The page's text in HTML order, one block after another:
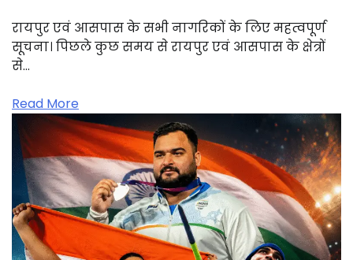
रायपुर एवं आसपास के सभी नागरिकों के लिए महत्वपूर्ण
सूचना। पिछले कुछ समय से रायपुर एवं आसपास के क्षेत्रों
से…
Read More